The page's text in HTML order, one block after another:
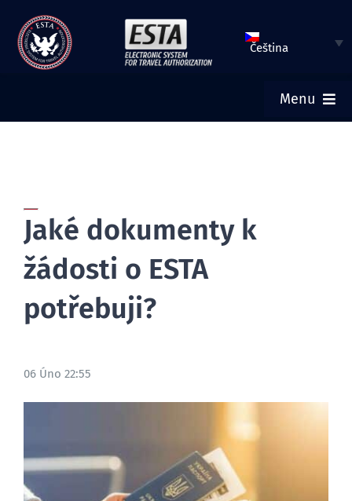
Přeskočit
obsah
Čeština
Menu
ZKONTROLOVAT STAV ZAŘÍZENÍ ESTA
TURISTICKÁ VÍZA
BLOG
Jaké dokumenty k
žádosti o ESTA
potřebuji?
06 Úno 22:55